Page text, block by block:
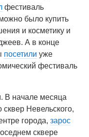
фестиваль
было купить
и косметику и
А в конце
посетили уже
фестиваль
В начале месяца
Невельского,
города, зарос
сквере